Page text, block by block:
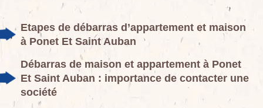
Etapes de débarras d’appartement et maison
à Ponet Et Saint Auban
Débarras de maison et appartement à Ponet
Et Saint Auban : importance de contacter une
société